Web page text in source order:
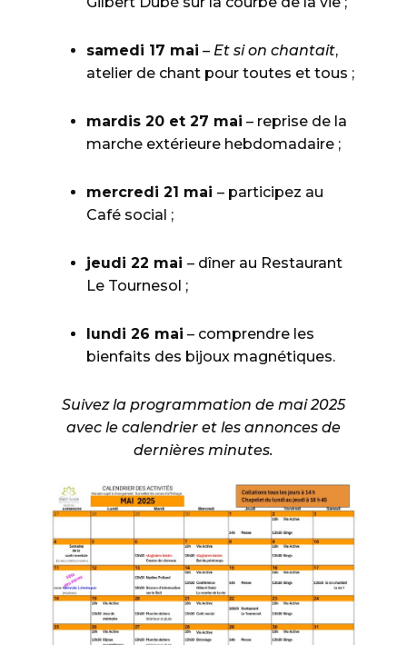
samedi 17 mai – Et si on chantait,
atelier de chant pour toutes et tous ;
mardis 20 et 27 mai – reprise de la
marche extérieure hebdomadaire ;
mercredi 21 mai – participez au
Café social ;
jeudi 22 mai – dîner au Restaurant
Le Tournesol ;
lundi 26 mai – comprendre les
bienfaits des bijoux magnétiques.
Suivez la programmation de mai 2025
avec le calendrier et les annonces de
dernières minutes.